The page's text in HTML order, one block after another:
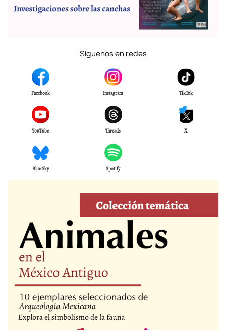
Síguenos en redes
Facebook Instagram TikTok
YouTube Threads X
Blue Sky Spotify